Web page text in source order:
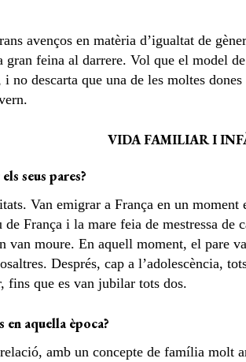
avenços en matèria d’igualtat de
feina al darrere. Vol que el model
i no descarta que una de les moltes
VIDA FAMILIAR I
seus pares?
Van emigrar a França en un
França i la mare feia de mestressa
van moure. En aquell moment, el pare
Després, cap a l’adolescència,
fins que es van jubilar tots dos.
aquella època?
amb un concepte de família